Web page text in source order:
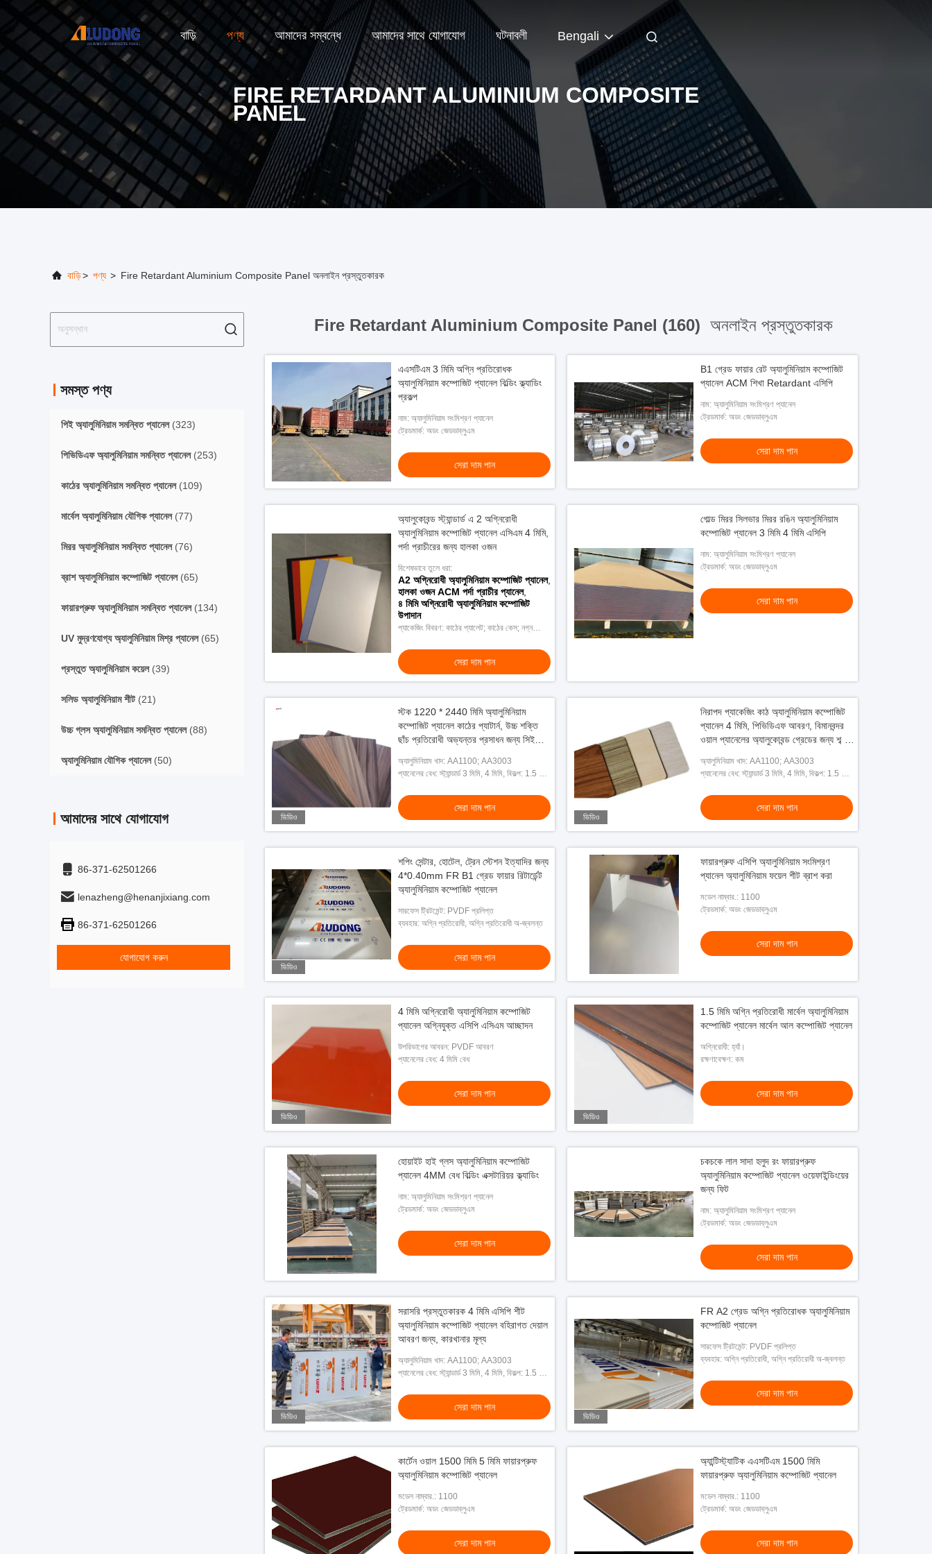
বাড়ি পণ্য আমাদের সম্বন্ধে আমাদের সাথে যোগাযোগ ঘটনাবলী Bengali
FIRE RETARDANT ALUMINIUM COMPOSITE
PANEL
বাড়ি> পণ্য > Fire Retardant Aluminium Composite Panel অনলাইন প্রস্তুতকারক
সমস্ত পণ্য
পিই অ্যালুমিনিয়াম সমন্বিত প্যানেল(323)
পিভিডিএফ অ্যালুমিনিয়াম সমন্বিত প্যানেল(253)
কাঠের অ্যালুমিনিয়াম সমন্বিত প্যানেল(109)
মার্বেল অ্যালুমিনিয়াম যৌগিক প্যানেল(77)
মিরর অ্যালুমিনিয়াম সমন্বিত প্যানেল(76)
ব্রাশ অ্যালুমিনিয়াম কম্পোজিট প্যানেল(65)
ফায়ারপ্রুফ অ্যালুমিনিয়াম সমন্বিত প্যানেল(134)
UV মুদ্রণযোগ্য অ্যালুমিনিয়াম মিশ্র প্যানেল(65)
প্রস্তুত অ্যালুমিনিয়াম কয়েল(39)
সলিড অ্যালুমিনিয়াম শীট(21)
উচ্চ গ্লস অ্যালুমিনিয়াম সমন্বিত প্যানেল(88)
অ্যালুমিনিয়াম যৌগিক প্যানেল(50)
আমাদের সাথে যোগাযোগ
86-371-62501266
lenazheng@henanjixiang.com
86-371-62501266
যোগাযোগ করুন
Fire Retardant Aluminium Composite Panel (160) অনলাইন প্রস্তুতকারক
এএসটিএম 3 মিমি অগ্নি প্রতিরোধক
অ্যালুমিনিয়াম কম্পোজিট প্যানেল বিল্ডিং ক্ল্যাডিং
প্রকল্প
নাম: অ্যালুমিনিয়াম সংমিশ্রণ প্যানেল
ট্রেডমার্ক: অডং জেডডাব্লুএম
সেরা দাম পান
B1 গ্রেড ফায়ার রেট অ্যালুমিনিয়াম কম্পোজিট
প্যানেল ACM শিখা Retardant এসিপি
নাম: অ্যালুমিনিয়াম সংমিশ্রণ প্যানেল
ট্রেডমার্ক: অডং জেডডাব্লুএম
সেরা দাম পান
অ্যালুকোবন্ড স্ট্যান্ডার্ড এ 2 অগ্নিরোধী
অ্যালুমিনিয়াম কম্পোজিট প্যানেল এসিএম 4 মিমি,
পর্দা প্রাচীরের জন্য হালকা ওজন
বিশেষভাবে তুলে ধরা:
A2 অগ্নিরোধী অ্যালুমিনিয়াম কম্পোজিট প্যানেল,
হালকা ওজন ACM পর্দা প্রাচীর প্যানেল,
৪ মিমি অগ্নিরোধী অ্যালুমিনিয়াম কম্পোজিট
উপাদান
প্যাকেজিং বিবরণ: কাঠের প্যালেট; কাঠের কেস; নগ্ন
সেরা দাম পান
গোল্ড মিরর সিলভার মিরর রঙিন অ্যালুমিনিয়াম
কম্পোজিট প্যানেল 3 মিমি 4 মিমি এসিপি
নাম: অ্যালুমিনিয়াম সংমিশ্রণ প্যানেল
ট্রেডমার্ক: অডং জেডডাব্লুএম
সেরা দাম পান
ভিডিও
স্টক 1220 * 2440 মিমি অ্যালুমিনিয়াম
কম্পোজিট প্যানেল কাঠের প্যাটার্ন, উচ্চ শক্তি
ছাঁচ প্রতিরোধী অভ্যন্তর প্রসাধন জন্য সিই
অ্যালুমিনিয়াম খাদ: AA1100; AA3003
প্যানেলের বেধ: স্ট্যান্ডার্ড 3 মিমি, 4 মিমি, বিকল্প: 1.5 মিমি
সেরা দাম পান
ভিডিও
নিরাপদ প্যাকেজিং কাঠ অ্যালুমিনিয়াম কম্পোজিট
প্যানেল 4 মিমি, পিভিডিএফ আবরণ, বিমানবন্দর
ওয়াল প্যানেলের অ্যালুকোবন্ড গ্রেডের জন্য শব্দ
অ্যালুমিনিয়াম খাদ: AA1100; AA3003
প্যানেলের বেধ: স্ট্যান্ডার্ড 3 মিমি, 4 মিমি, বিকল্প: 1.5 মিমি
সেরা দাম পান
ভিডিও
শপিং সেন্টার, হোটেল, ট্রেন স্টেশন ইত্যাদির জন্য
4*0.40mm FR B1 গ্রেড ফায়ার রিটার্ডেন্ট
অ্যালুমিনিয়াম কম্পোজিট প্যানেল
সারফেস ট্রিটমেন্ট: PVDF প্রলিপ্ত
ব্যবহার: অগ্নি প্রতিরোধী, অগ্নি প্রতিরোধী অ-জ্বলন্ত
সেরা দাম পান
ফায়ারপ্রুফ এসিপি অ্যালুমিনিয়াম সংমিশ্রণ
প্যানেল অ্যালুমিনিয়াম ফয়েল শীট ব্রাশ করা
মডেল নাম্বার.: 1100
ট্রেডমার্ক: অডং জেডডাব্লুএম
সেরা দাম পান
ভিডিও
4 মিমি অগ্নিরোধী অ্যালুমিনিয়াম কম্পোজিট
প্যানেল অগ্নিযুক্ত এসিপি এসিএম আচ্ছাদন
উপরিভাগের আবরন: PVDF আবরণ
প্যানেলের বেধ: 4 মিমি বেধ
সেরা দাম পান
ভিডিও
1.5 মিমি অগ্নি প্রতিরোধী মার্বেল অ্যালুমিনিয়াম
কম্পোজিট প্যানেল মার্বেল আল কম্পোজিট প্যানেল
অগ্নিরোধী: হ্যাঁ।
রক্ষণাবেক্ষণ: কম
সেরা দাম পান
হোয়াইট হাই গ্লস অ্যালুমিনিয়াম কম্পোজিট
প্যানেল 4MM বেধ বিল্ডিং এক্সটারিয়র ক্ল্যাডিং
নাম: অ্যালুমিনিয়াম সংমিশ্রণ প্যানেল
ট্রেডমার্ক: অডং জেডডাব্লুএম
সেরা দাম পান
চকচকে লাল সাদা হলুদ রং ফায়ারপ্রুফ
অ্যালুমিনিয়াম কম্পোজিট প্যানেল ওয়েফাইন্ডিংয়ের
জন্য ফিট
নাম: অ্যালুমিনিয়াম সংমিশ্রণ প্যানেল
ট্রেডমার্ক: অডং জেডডাব্লুএম
সেরা দাম পান
ভিডিও
সরাসরি প্রস্তুতকারক 4 মিমি এসিপি শীট
অ্যালুমিনিয়াম কম্পোজিট প্যানেল বহিরাগত দেয়াল
আবরণ জন্য, কারখানার মূল্য
অ্যালুমিনিয়াম খাদ: AA1100; AA3003
প্যানেলের বেধ: স্ট্যান্ডার্ড 3 মিমি, 4 মিমি, বিকল্প: 1.5 মিমি
সেরা দাম পান
ভিডিও
FR A2 গ্রেড অগ্নি প্রতিরোধক অ্যালুমিনিয়াম
কম্পোজিট প্যানেল
সারফেস ট্রিটমেন্ট: PVDF প্রলিপ্ত
ব্যবহার: অগ্নি প্রতিরোধী, অগ্নি প্রতিরোধী অ-জ্বলন্ত
সেরা দাম পান
কার্টেন ওয়াল 1500 মিমি 5 মিমি ফায়ারপ্রুফ
অ্যালুমিনিয়াম কম্পোজিট প্যানেল
মডেল নাম্বার.: 1100
ট্রেডমার্ক: অডং জেডডাব্লুএম
সেরা দাম পান
অ্যান্টিস্ট্যাটিক এএসটিএম 1500 মিমি
ফায়ারপ্রুফ অ্যালুমিনিয়াম কম্পোজিট প্যানেল
মডেল নাম্বার.: 1100
ট্রেডমার্ক: অডং জেডডাব্লুএম
সেরা দাম পান